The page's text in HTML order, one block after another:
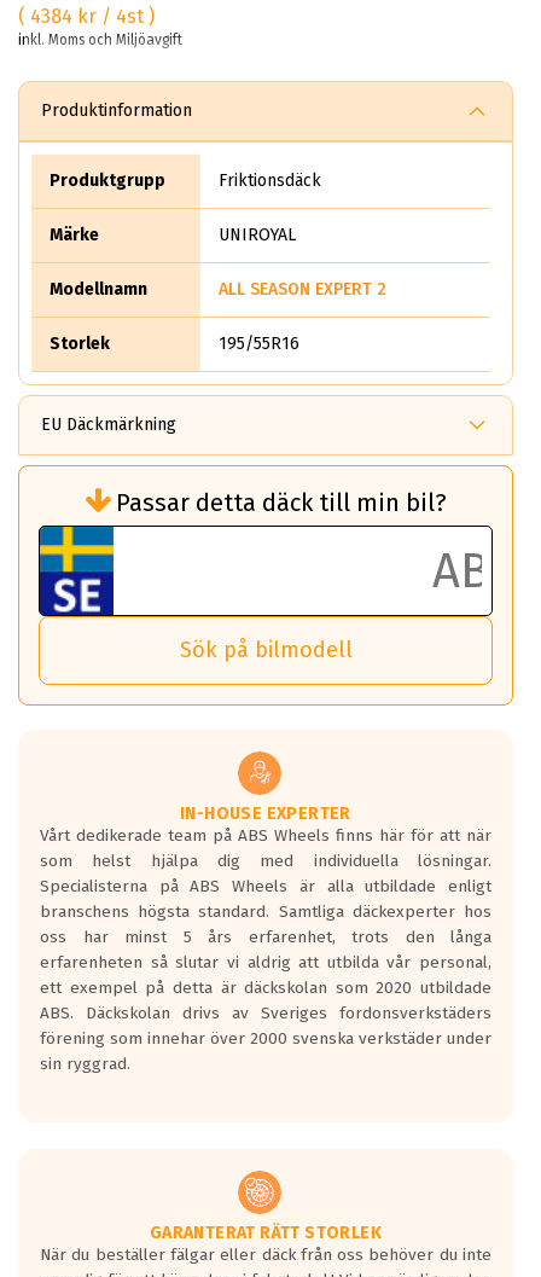
( 4384 kr / 4st )
inkl. Moms och Miljöavgift
Produktinformation
Produktgrupp Friktionsdäck
Märke UNIROYAL
Modellnamn ALL SEASON EXPERT 2
Storlek 195/55R16
EU Däckmärkning
bränsleförbrukningen)
Det ska vara en betygsskala från klass A
till G för rullmotstånd.
Ett klass A däck kommer ha 6,5% bättre
bränsleförbrukning än ett klass G däck.
Det betyder att om man kör 10,000 km,
så sparar man 50 liter bränsle med ett
vilken körstil du använder.
Våtgrepp egenskaper:
Betygsskalan är satt A till F. Där A påvisar
den kortaste bromssträckan och F är den
längsta.
Inga D eller G betyg delas ut för
personbilar och lätta lastbilar.
Betyget sätts efter ett test där däcken
skall bromsa in på en väg där det ligger
0.5-1.5 mm vatten.
I 80km/h kommer skillnaden på
Vid körning i över 50km/h brukar
rullmotståndets ljud överträffa
motorljudet.
Passar detta däck till min bil?
Sök på bilmodell
IN-HOUSE EXPERTER
Vårt dedikerade team på ABS Wheels finns här för att när
som helst hjälpa dig med individuella lösningar.
Specialisterna på ABS Wheels är alla utbildade enligt
branschens högsta standard. Samtliga däckexperter hos
oss har minst 5 års erfarenhet, trots den långa
erfarenheten så slutar vi aldrig att utbilda vår personal,
ett exempel på detta är däckskolan som 2020 utbildade
ABS. Däckskolan drivs av Sveriges fordonsverkstäders
förening som innehar över 2000 svenska verkstäder under
sin ryggrad.
GARANTERAT RÄTT STORLEK
När du beställer fälgar eller däck från oss behöver du inte